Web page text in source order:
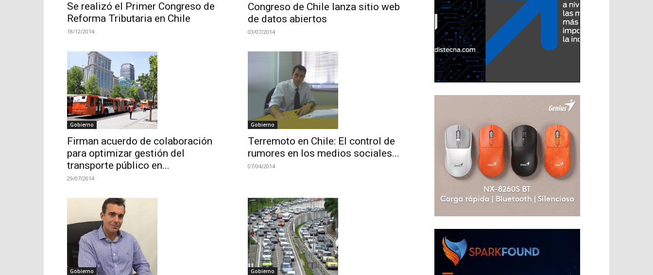
Se realizó el Primer Congreso de
Reforma Tributaria en Chile
18/12/2014
Congreso de Chile lanza sitio web
de datos abiertos
03/07/2014
Gobierno
Firman acuerdo de colaboración
para optimizar gestión del
transporte público en...
29/07/2014
Gobierno
Terremoto en Chile: El control de
rumores en los medios sociales...
07/04/2014
Gobierno Gobierno